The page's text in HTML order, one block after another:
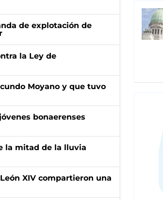
de explotación de
la Ley de
Moyano y que tuvo
bonaerenses
la mitad de la lluvia
XIV compartieron una